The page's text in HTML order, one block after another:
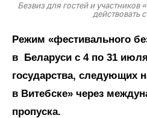
Безвиз для гостей и участников
действовать
Режим «фестивального
в Беларуси с 4 по 31
государства, следующих
в Витебске» через
пропуска.